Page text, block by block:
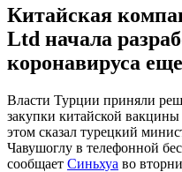
Китайская
Ltd начала
коронавируса
Власти Турции приняли
закупки китайской
этом сказал турецкий
Чавушоглу в телефонной
сообщает Синьхуа во